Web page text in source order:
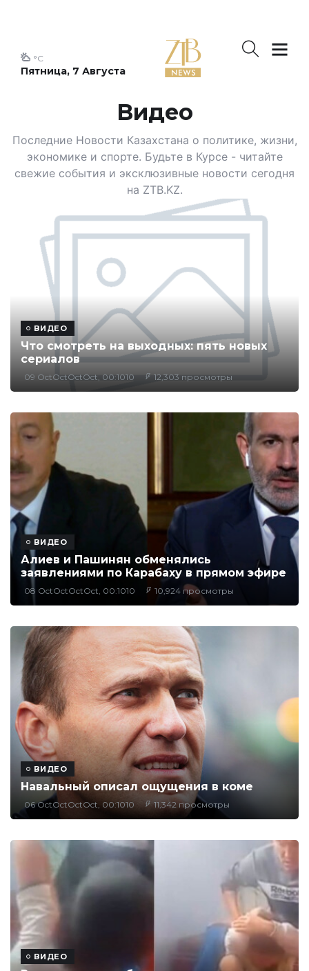
Пятница, 7 Августа
°C
Видео
Последние Новости Казахстана о политике, жизни,
экономике и спорте. Будьте в Курсе - читайте
свежие события и эксклюзивные новости сегодня
на ZTB.KZ.
ВИДЕО
Что смотреть на выходных: пять новых
сериалов
09 OctOctOctOct, 00:1010 12,303 просмотры
ВИДЕО
Алиев и Пашинян обменялись
заявлениями по Карабаху в прямом эфире
08 OctOctOctOct, 00:1010 10,924 просмотры
ВИДЕО
Навальный описал ощущения в коме
06 OctOctOctOct, 00:1010 11,342 просмотры
ВИДЕО